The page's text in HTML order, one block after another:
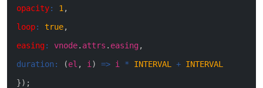
opacity: 1 ,
loop: true,
easing: vnode. attrs . easing ,
duration : (el , i ) => i * INTERVAL + INTERVAL
}) ;